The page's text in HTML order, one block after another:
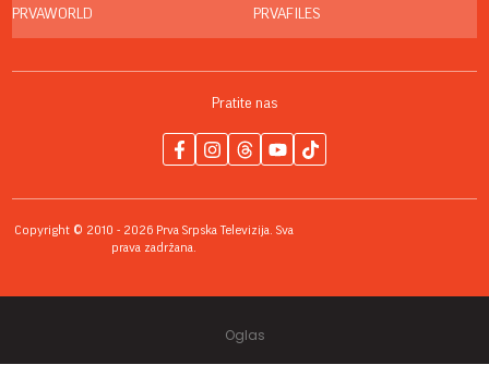
PRVAWORLD PRVAFILES
Pratite nas
Copyright © 2010 - 2026 Prva Srpska Televizija. Sva
prava zadržana.